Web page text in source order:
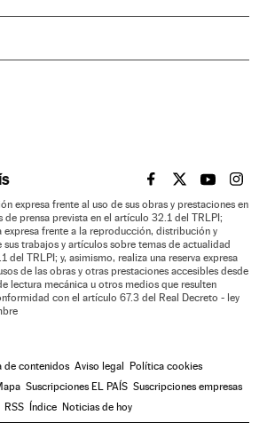
EL PAÍS BRASIL EN
EL PAÍSEL PAÍS
EL
expresa frente al uso de sus obras y prestaciones en
de prensa prevista en el artículo 32.1 del TRLPI;
expresa frente a la reproducción, distribución y
trabajos y artículos sobre temas de actualidad
del TRLPI; y, asimismo, realiza una reserva expresa
de las obras y otras prestaciones accesibles desde
lectura mecánica u otros medios que resulten
con el artículo 67.3 del Real Decreto - ley
de contenidos Aviso legal
Política cookies
Suscripciones EL PAÍS Suscripciones empresas
RSS
Índice Noticias de hoy